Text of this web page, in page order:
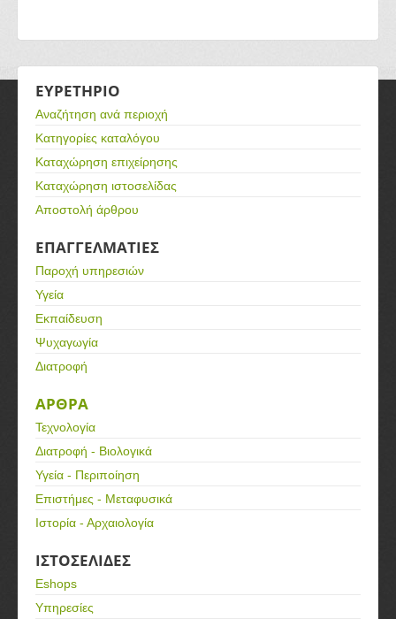
ΕΥΡΕΤΗΡΙΟ
Αναζήτηση ανά περιοχή
Κατηγορίες καταλόγου
Καταχώρηση επιχείρησης
Καταχώρηση ιστοσελίδας
Αποστολή άρθρου
ΕΠΑΓΓΕΛΜΑΤΙΕΣ
Παροχή υπηρεσιών
Υγεία
Εκπαίδευση
Ψυχαγωγία
Διατροφή
ΑΡΘΡΑ
Τεχνολογία
Διατροφή - Βιολογικά
Υγεία - Περιποίηση
Επιστήμες - Μεταφυσικά
Ιστορία - Αρχαιολογία
ΙΣΤΟΣΕΛΙΔΕΣ
Eshops
Υπηρεσίες